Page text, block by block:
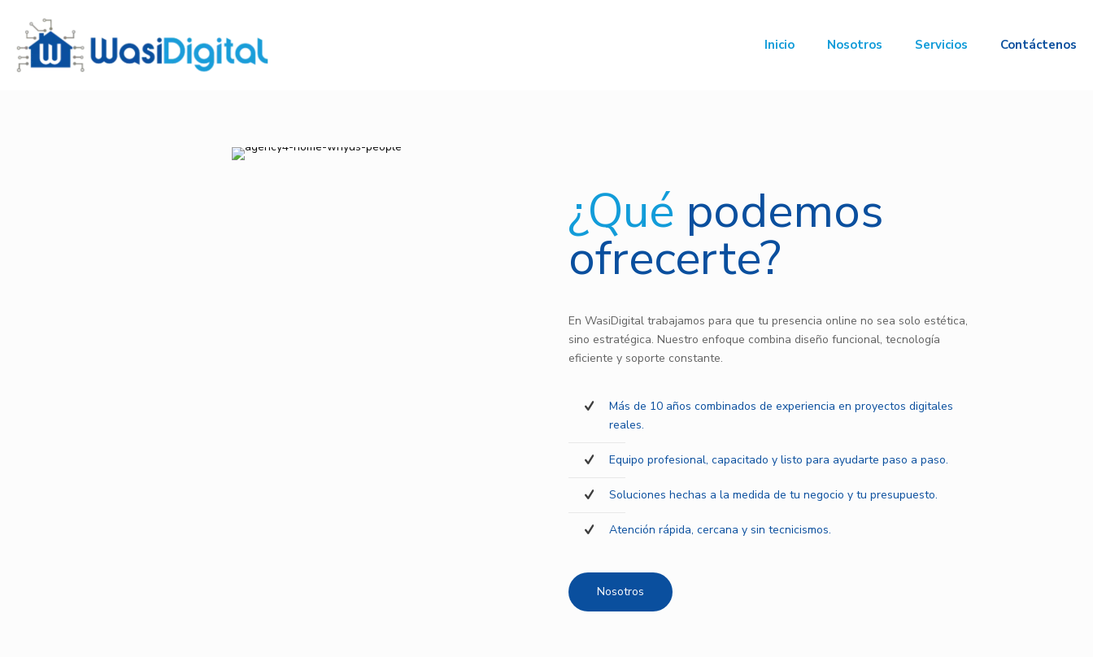
Inicio Nosotros Servicios Contáctenos
¿Qué podemos
ofrecerte?
En WasiDigital trabajamos para que tu presencia online no sea solo estética,
sino estratégica. Nuestro enfoque combina diseño funcional, tecnología
eficiente y soporte constante.
Más de 10 años combinados de experiencia en proyectos digitales
reales.
Equipo profesional, capacitado y listo para ayudarte paso a paso.
Soluciones hechas a la medida de tu negocio y tu presupuesto.
Atención rápida, cercana y sin tecnicismos.
Nosotros